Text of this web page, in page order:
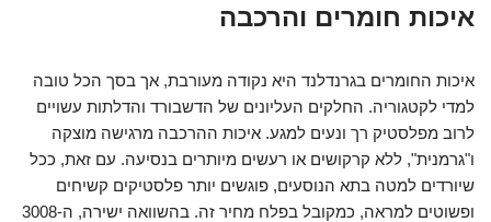
איכות חומרים והרכבה
איכות החומרים בגרנדלנד היא נקודה מעורבת, אך בסך הכל טובה
למדי לקטגוריה. החלקים העליונים של הדשבורד והדלתות עשויים
לרוב מפלסטיק רך ונעים למגע. איכות ההרכבה מרגישה מוצקה
ו"גרמנית", ללא קרקושים או רעשים מיותרים בנסיעה. עם זאת, ככל
שיורדים למטה בתא הנוסעים, פוגשים יותר פלסטיקים קשיחים
ופשוטים למראה, כמקובל בפלח מחיר זה. בהשוואה ישירה, ה-3008